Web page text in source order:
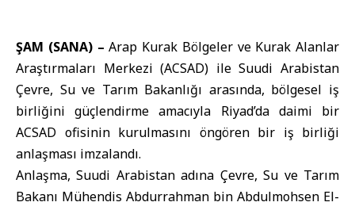
ŞAM (SANA) –Arap Kurak Bölgeler ve Kurak Alanlar
Araştırmaları Merkezi (ACSAD) ile Suudi Arabistan
Çevre, Su ve Tarım Bakanlığı arasında, bölgesel iş
birliğini güçlendirme amacıyla Riyad’da daimi bir
ACSAD ofisinin kurulmasını öngören bir iş birliği
anlaşması imzalandı.
Anlaşma, Suudi Arabistan adına Çevre, Su ve Tarım
Bakanı Mühendis Abdurrahman bin Abdulmohsen El-